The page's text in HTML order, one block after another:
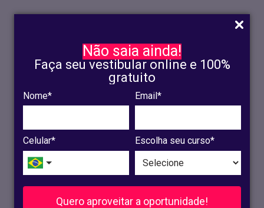
Não saia ainda!
Faça seu vestibular online e 100%
gratuito
Nome* Email*
Celular* Escolha seu curso*
Quero aproveitar a oportunidade!
INSCRIÇÃO
OLINDA
RECIFE
VESTIBULAR